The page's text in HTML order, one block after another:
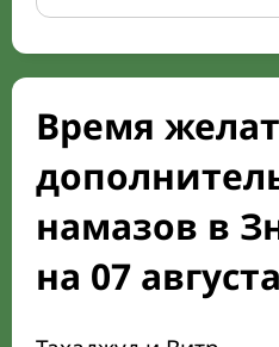
Время
намазов в
на 07 августа